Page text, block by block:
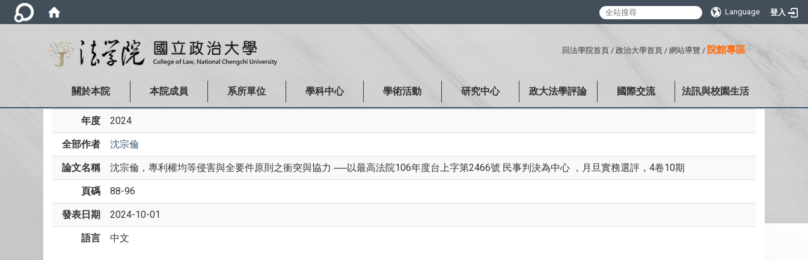
Language 登入
回法學院首頁 / 政治大學首頁 / 網站導覽 / 院館專區
關於本院 本院成員 系所單位 學科中心 學術活動 研究中心 政大法學評論 國際交流 法訊與校園生活
年度 2024
全部作者 沈宗倫
論文名稱 沈宗倫，專利權均等侵害與全要件原則之衝突與協力 ──以最高法院106年度台上字第2466號 民事判決為中心 ，月旦實務選評，4卷10期
頁碼 88-96
發表日期 2024-10-01
語言 中文